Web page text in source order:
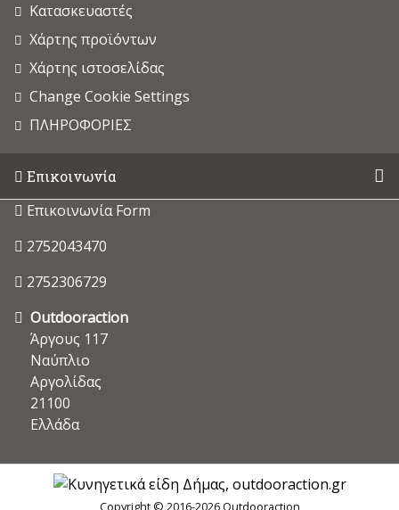
Κατασκευαστές
Χάρτης προϊόντων
Χάρτης ιστοσελίδας
Change Cookie Settings
ΠΛΗΡΟΦΟΡΙΕΣ
Επικοινωνία
Επικοινωνία Form
2752043470
2752306729
Outdooraction
Άργους 117
Ναύπλιο
Αργολίδας
21100
Ελλάδα
Copyright © 2016-2026 Outdooraction